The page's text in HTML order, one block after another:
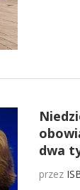
dwa
przez